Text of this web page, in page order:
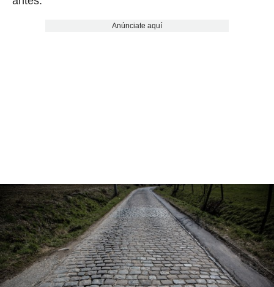
Anúnciate aquí